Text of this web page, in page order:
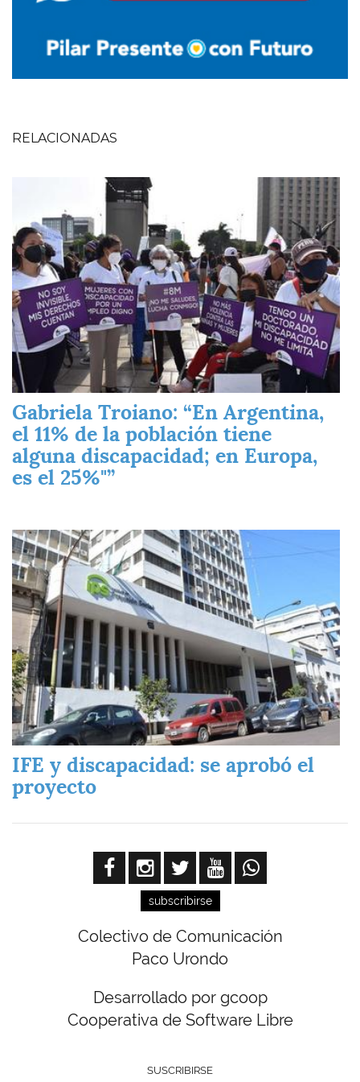
RELACIONADAS
Gabriela Troiano: “En Argentina,
el 11% de la población tiene
alguna discapacidad; en Europa,
es el 25%"”
Imagen
IFE y discapacidad: se aprobó el
proyecto
subscribirse
Colectivo de Comunicación
Paco Urondo
Desarrollado por gcoop
Cooperativa de Software Libre
SUSCRIBIRSE